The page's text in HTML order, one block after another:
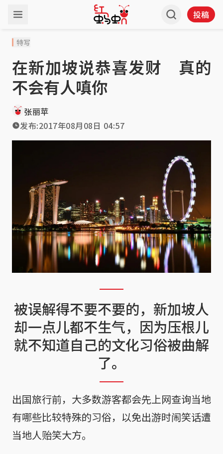
投稿
特写
在新加坡说恭喜发财 真的
不会有人嗔你
张丽苹
发布:2017年08月08日 04:57
被误解得不要不要的，新加坡人
却一点儿都不生气，因为压根儿
就不知道自己的文化习俗被曲解
了。
出国旅行前，大多数游客都会先上网查询当地
有哪些比较特殊的习俗，以免出游时闹笑话遭
当地人贻笑大方。